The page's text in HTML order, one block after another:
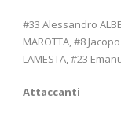
#33 Alessandro
MAROTTA, #8
LAMESTA, #23
Attaccanti